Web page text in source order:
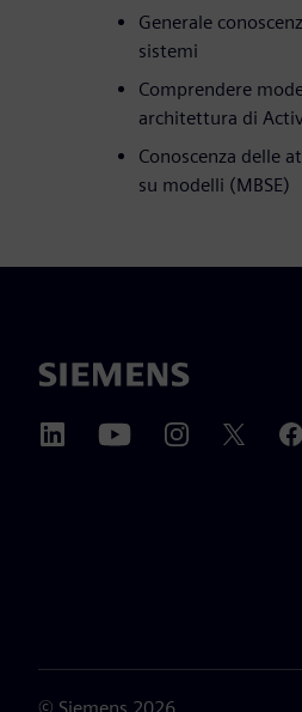
Generale
sistemi
Comprendere
architettura di
Conoscenza delle
su modelli (MBSE)